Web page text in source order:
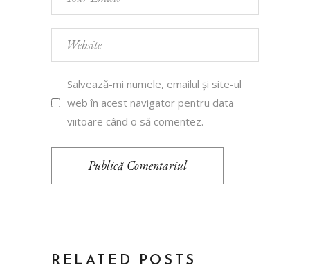
Salvează-mi numele, emailul și site-ul
web în acest navigator pentru data
viitoare când o să comentez.
Publică Comentariul
RELATED POSTS